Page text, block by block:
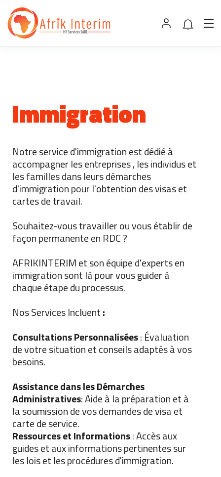
Immigration
Notre service d'immigration est dédié à
accompagner les entreprises , les individus et
les familles dans leurs démarches
d'immigration pour l'obtention des visas et
cartes de travail.
Souhaitez-vous travailler ou vous établir de
façon permanente en RDC ?
AFRIKINTERIM et son équipe d'experts en
immigration sont là pour vous guider à
chaque étape du processus.
Nos Services Incluent:
Consultations Personnalisées: Évaluation
de votre situation et conseils adaptés à vos
besoins.
Assistance dans les Démarches
Administratives: Aide à la préparation et à
la soumission de vos demandes de visa et
carte de service.
Ressources et Informations: Accès aux
guides et aux informations pertinentes sur
les lois et les procédures d'immigration.